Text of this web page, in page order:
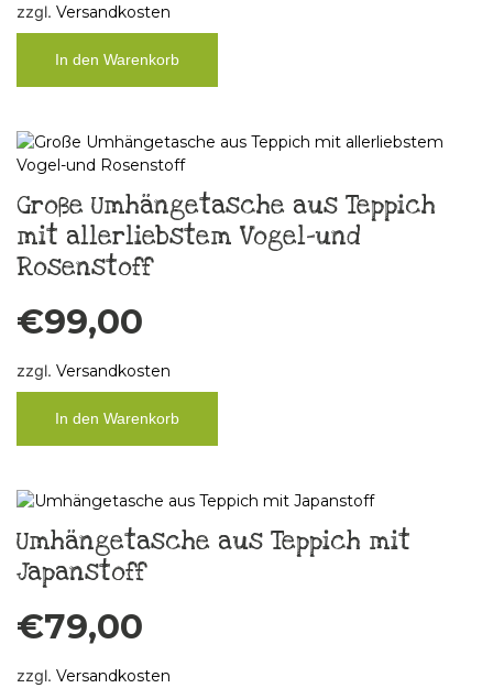
zzgl. Versandkosten
In den Warenkorb
Große Umhängetasche aus Teppich
mit allerliebstem Vogel-und
Rosenstoff
€99,00
zzgl. Versandkosten
In den Warenkorb
Umhängetasche aus Teppich mit
Japanstoff
€79,00
zzgl. Versandkosten